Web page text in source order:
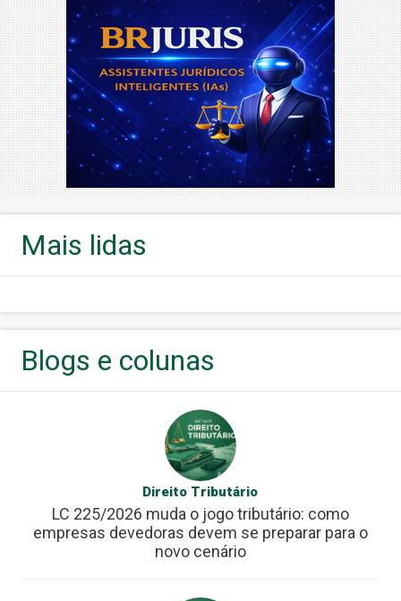
Mais lidas
Blogs e colunas
Direito Tributário
LC 225/2026 muda o jogo tributário: como
empresas devedoras devem se preparar para o
novo cenário